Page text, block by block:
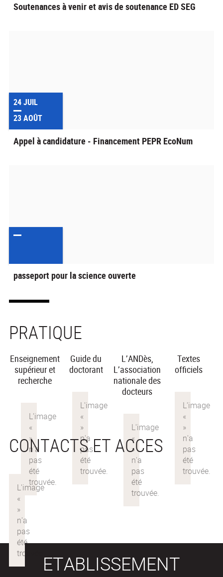
Soutenances à venir et avis de soutenance ED SEG
24JUIL
23AOÛT
Appel à candidature - Financement PEPR EcoNum
passeport pour la science ouverte
PRATIQUE
Enseignement
supérieur et
recherche
Guide du
doctorant
L’ANDès,
L’association
nationale des
docteurs
Textes
officiels
CONTACTS ET ACCES
ETABLISSEMENT